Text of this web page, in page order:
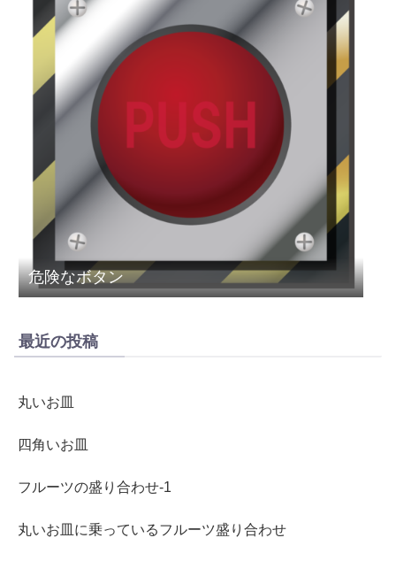
危険なボタン
最近の投稿
丸いお皿
四角いお皿
フルーツの盛り合わせ-1
丸いお皿に乗っているフルーツ盛り合わせ